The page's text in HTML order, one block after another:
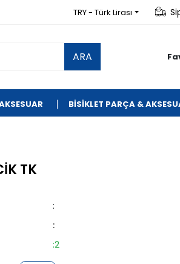
TRY - Türk Lirası
ARA
BİSİKLET PARÇA &
TK
:
:
:2